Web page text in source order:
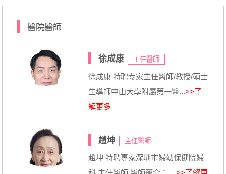
醫院醫師
徐成康 主任醫師
徐成康 特聘专家主任醫師/教授/碩士
生導師中山大學附屬第一醫...>>了
解更多
趙坤 主任醫師
趙坤 特聘專家深圳市婦幼保健院婦